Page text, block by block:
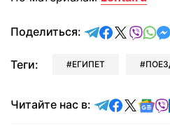
Поделиться: отправить в
Теги: ЕГИПЕТ
Читайте нас в: Читайте в
Читайте